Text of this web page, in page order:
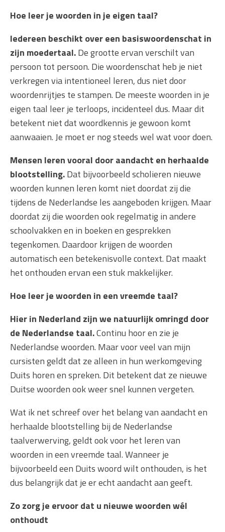
Hoe leer je woorden in je eigen taal?
Iedereen beschikt over een basiswoordenschat in
zijn moedertaal.De grootte ervan verschilt van
persoon tot persoon. Die woordenschat heb je niet
verkregen via intentioneel leren, dus niet door
woordenrijtjes te stampen. De meeste woorden in je
eigen taal leer je terloops, incidenteel dus. Maar dit
betekent niet dat woordkennis je gewoon komt
aanwaaien. Je moet er nog steeds wel wat voor doen.
Mensen leren vooral door aandacht en herhaalde
blootstelling.Dat bijvoorbeeld scholieren nieuwe
woorden kunnen leren komt niet doordat zij die
tijdens de Nederlandse les aangeboden krijgen. Maar
doordat zij die woorden ook regelmatig in andere
schoolvakken en in boeken en gesprekken
tegenkomen. Daardoor krijgen de woorden
automatisch een betekenisvolle context. Dat maakt
het onthouden ervan een stuk makkelijker.
Hoe leer je woorden in een vreemde taal?
Hier in Nederland zijn we natuurlijk omringd door
de Nederlandse taal.Continu hoor en zie je
Nederlandse woorden. Maar voor veel van mijn
cursisten geldt dat ze alleen in hun werkomgeving
Duits horen en spreken. Dit betekent dat ze nieuwe
Duitse woorden ook weer snel kunnen vergeten.
Wat ik net schreef over het belang van aandacht en
herhaalde blootstelling bij de Nederlandse
taalverwerving, geldt ook voor het leren van
woorden in een vreemde taal. Wanneer je
bijvoorbeeld een Duits woord wilt onthouden, is het
dus belangrijk dat je er echt aandacht aan geeft.
Zo zorg je ervoor dat u nieuwe woorden wél
onthoudt